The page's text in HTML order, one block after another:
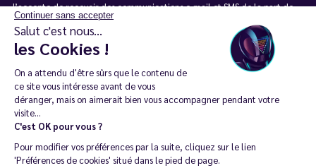
Continuer sans accepter
Salut c'est nous...
les Cookies !
On a attendu d'être sûrs que le contenu de
ce site vous intéresse avant de vous
déranger, mais on aimerait bien vous accompagner pendant votre
visite...
C'est OK pour vous ?
Pour modifier vos préférences par la suite, cliquez sur le lien
'Préférences de cookies' situé dans le pied de page.
J’accepte de recevoir des communications e-mail et SMS de la part de
LD Groupe
Restez en contact
La vente de cigarette électronique est interdite chez les moins de
18 ans. 🔞